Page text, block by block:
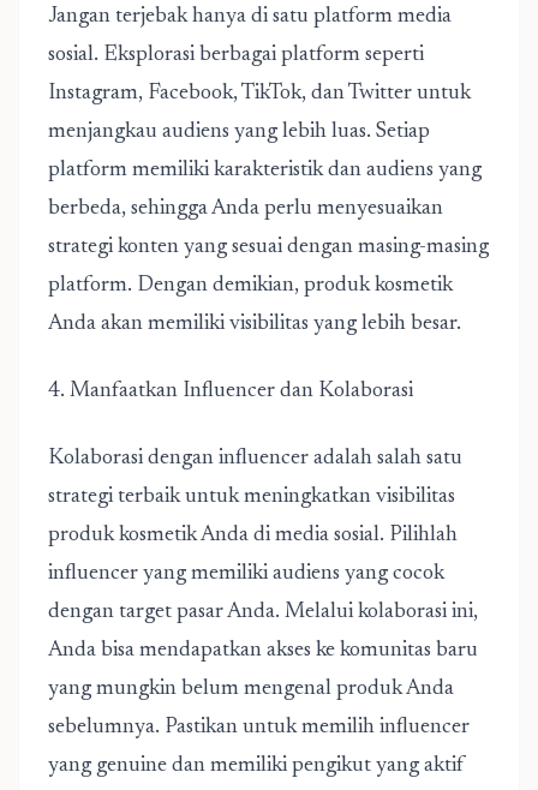
Jangan terjebak hanya di satu platform media
sosial. Eksplorasi berbagai platform seperti
Instagram, Facebook, TikTok, dan Twitter untuk
menjangkau audiens yang lebih luas. Setiap
platform memiliki karakteristik dan audiens yang
berbeda, sehingga Anda perlu menyesuaikan
strategi konten yang sesuai dengan masing-masing
platform. Dengan demikian, produk kosmetik
Anda akan memiliki visibilitas yang lebih besar.
4. Manfaatkan Influencer dan Kolaborasi
Kolaborasi dengan influencer adalah salah satu
strategi terbaik untuk meningkatkan visibilitas
produk kosmetik Anda di media sosial. Pilihlah
influencer yang memiliki audiens yang cocok
dengan target pasar Anda. Melalui kolaborasi ini,
Anda bisa mendapatkan akses ke komunitas baru
yang mungkin belum mengenal produk Anda
sebelumnya. Pastikan untuk memilih influencer
yang genuine dan memiliki pengikut yang aktif